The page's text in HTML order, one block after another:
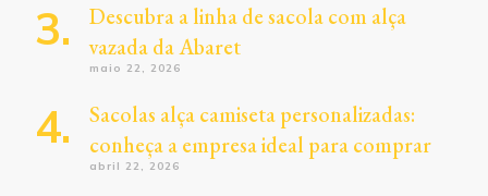
Descubra a linha de sacola com alça
vazada da Abaret
maio 22, 2026
Sacolas alça camiseta personalizadas:
conheça a empresa ideal para comprar
abril 22, 2026